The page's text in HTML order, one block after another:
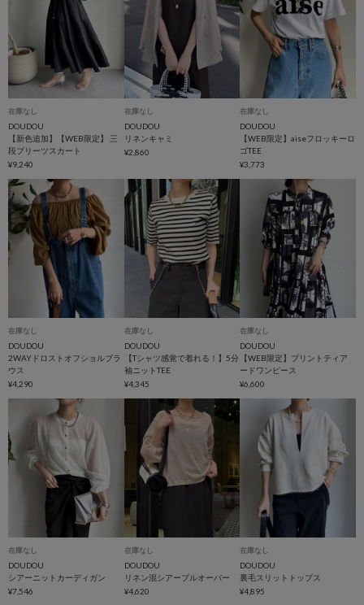
在庫なし
DOUDOU
【新色追加】【WEB限定】 三
段プリーツスカート
¥9,240
在庫なし
DOUDOU
リネンキャミ
¥2,860
在庫なし
DOUDOU
【WEB限定】aiseフロッキーロ
ゴTEE
¥3,773
在庫なし
DOUDOU
2WAYドロストオフショルブラ
ウス
¥4,290
在庫なし
DOUDOU
【Tシャツ感覚で着れる！】5分
袖ニットTEE
¥4,345
在庫なし
DOUDOU
【WEB限定】プリントティア
ードワンピース
¥6,600
在庫なし
DOUDOU
シアーニットカーディガン
¥7,546
在庫なし
DOUDOU
リネン混シアープルオーバー
¥4,620
在庫なし
DOUDOU
裏毛スリットトップス
¥4,895